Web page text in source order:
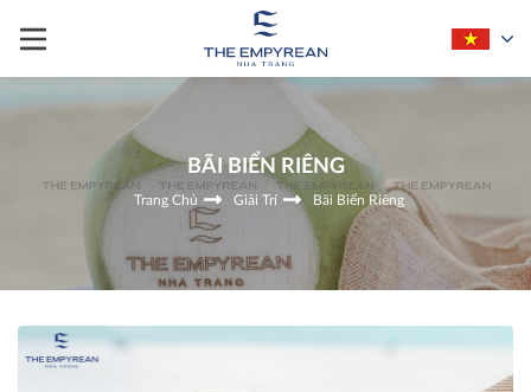
BÃI BIỂN RIÊNG
Trang Chủ Giải Trí Bãi Biển Riêng